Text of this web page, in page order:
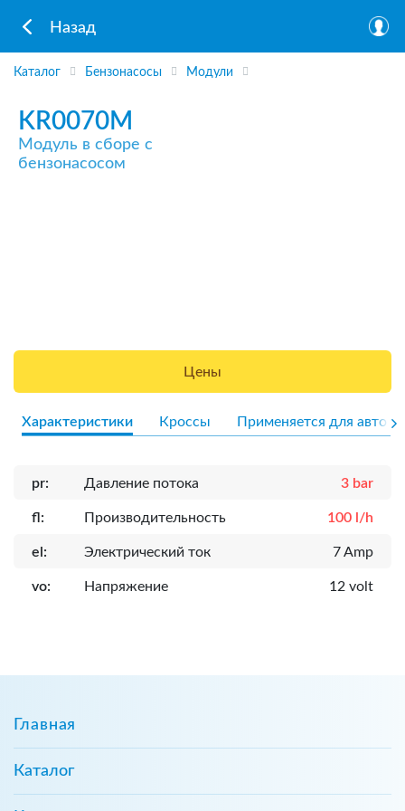
Назад
Каталог Бензонасосы Модули
KR0070M
Модуль в сборе с
бензонасосом
Цены
Характеристики Кроссы Применяется для авто
pr: Давление потока 3 bar
fl: Производительность 100 l/h
el: Электрический ток 7 Amp
vo: Напряжение 12 volt
Главная
Каталог